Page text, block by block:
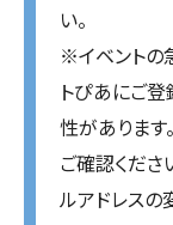
い。
※イベントの
トぴあにご
性があります
ご確認くだ
ルアドレスの